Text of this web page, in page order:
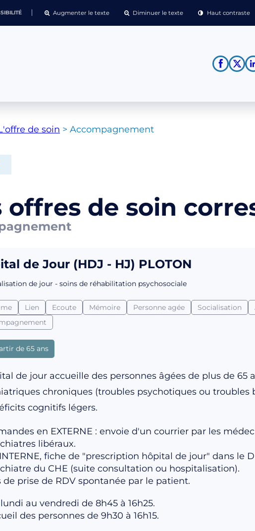
Augmenter le texte Diminuer le texte Haut contraste
de soin > Accompagnement
offres de soin
de Jour (HDJ - HJ) PLOTON
de jour - soins de réhabilitation psychosociale
Lien Ecoute Mémoire Personne agée Socialisation
de 65 ans
de jour accueille des personnes âgées de plus de 65
chroniques (troubles psychotiques ou troubles
cognitifs légers.
en EXTERNE : envoie d'un courrier par les
libéraux.
fiche de "prescription hôpital de jour" dans le
du CHE (suite consultation ou hospitalisation).
de prise de RDV spontanée par le patient.
au vendredi de 8h45 à 16h25.
des personnes de 9h30 à 16h15.